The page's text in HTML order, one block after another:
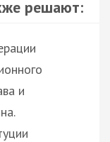
решают:
и